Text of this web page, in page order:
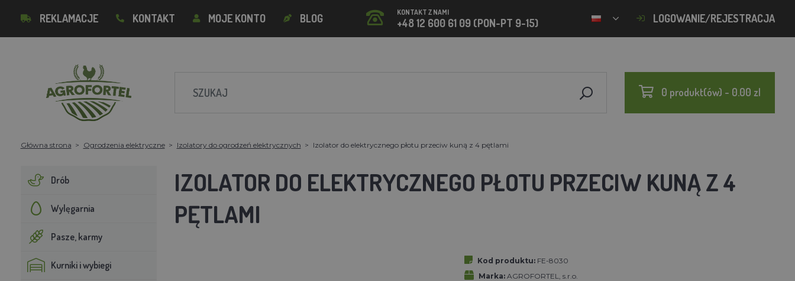
REKLAMACJE KONTAKT MOJE KONTO BLOG KONTAKT Z NAMI
+48 12 600 61 09 (PON-PT 9-15) LOGOWANIE/REJESTRACJA
0 produkt(ów) - 0.00 zl
Główna strona Ogrodzenia elektryczne Izolatory do ogrodzeń elektrycznych Izolator do elektrycznego płotu przeciw kuną z 4 pętlami
Drób
Wylęgarnia
Pasze, karmy
Kurniki i wybiegi
IZOLATOR DO ELEKTRYCZNEGO PŁOTU PRZECIW KUNĄ Z 4
PĘTLAMI
Kod produktu: FE-8030
Marka: AGROFORTEL, s.r.o.